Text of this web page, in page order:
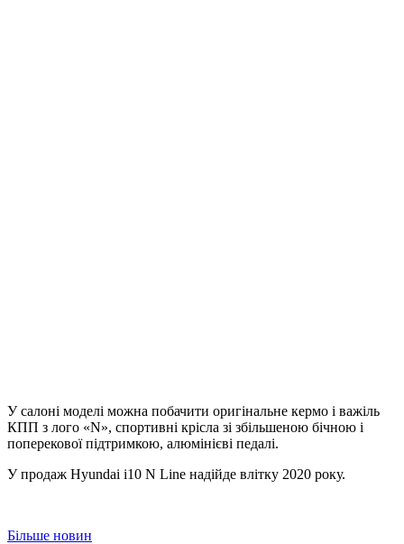
У салоні моделі можна побачити оригінальне кермо і важіль
КПП з лого «N», спортивні крісла зі збільшеною бічною і
поперекової підтримкою, алюмінієві педалі.
У продаж Hyundai i10 N Line надійде влітку 2020 року.
Більше новин